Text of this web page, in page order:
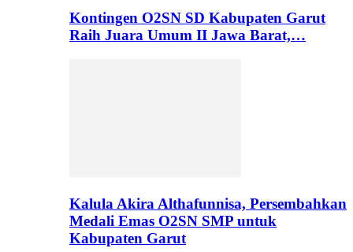
Kontingen O2SN SD Kabupaten Garut
Raih Juara Umum II Jawa Barat,…
Kalula Akira Althafunnisa, Persembahkan
Medali Emas O2SN SMP untuk
Kabupaten Garut